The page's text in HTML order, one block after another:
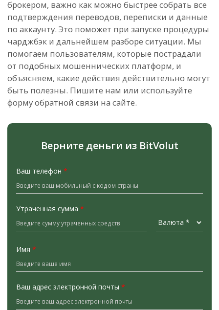
брокером, важно как можно быстрее собрать все
подтверждения переводов, переписки и данные
по аккаунту. Это поможет при запуске процедуры
чарджбэк и дальнейшем разборе ситуации. Мы
помогаем пользователям, которые пострадали
от подобных мошеннических платформ, и
объясняем, какие действия действительно могут
быть полезны. Пишите нам или используйте
форму обратной связи на сайте.
Верните деньги из BitVolut
Ваш телефон *
Утраченная сумма *
Имя *
Ваш адрес электронной почты *